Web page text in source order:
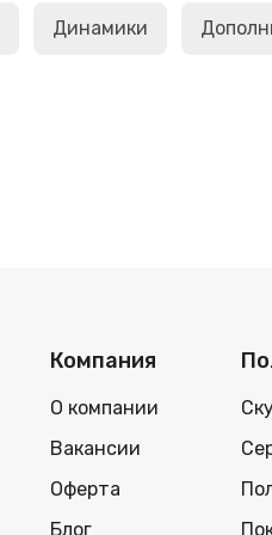
Динамики
Компания
О компании
Вакансии
Оферта
Блог